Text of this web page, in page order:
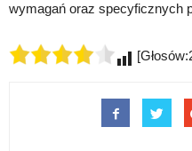
wymagań oraz specyficznych